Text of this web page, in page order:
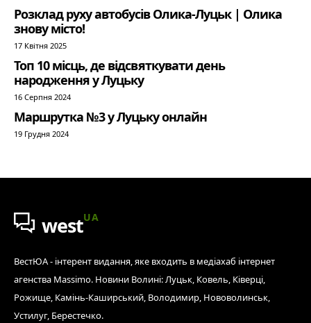
Розклад руху автобусів Олика-Луцьк | Олика
знову місто!
17 Квітня 2025
Топ 10 місць, де відсвяткувати день
народження у Луцьку
16 Серпня 2024
Маршрутка №3 у Луцьку онлайн
19 Грудня 2024
westUA
ВестЮА - інтерент видання, яке входить в медіахаб інтернет
агенства Massimo. Новини Волині: Луцьк, Ковель, Ківерці,
Рожище, Камінь-Каширський, Володимир, Нововолинськ,
Устилуг, Берестечко.